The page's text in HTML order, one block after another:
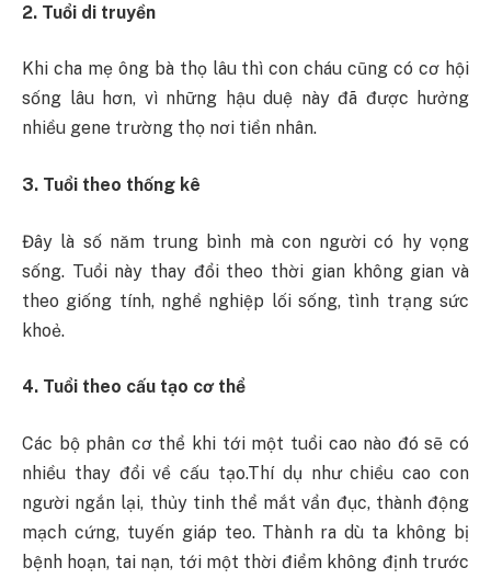
2. Tuổi di truyền
Khi cha mẹ ông bà thọ lâu thì con cháu cũng có cơ hội
sống lâu hơn, vì những hậu duệ này đã được hưởng
nhiều gene trường thọ nơi tiền nhân.
3. Tuổi theo thống kê
Đây là số năm trung bình mà con người có hy vọng
sống. Tuổi này thay đổi theo thời gian không gian và
theo giống tính, nghề nghiệp lối sống, tình trạng sức
khoẻ.
4. Tuổi theo cấu tạo cơ thể
Các bộ phân cơ thể khi tới một tuổi cao nào đó sẽ có
nhiều thay đổi về cấu tạo.Thí dụ như chiều cao con
người ngắn lại, thủy tinh thể mắt vẩn đục, thành động
mạch cứng, tuyến giáp teo. Thành ra dù ta không bị
bệnh hoạn, tai nạn, tới một thời điểm không định trước